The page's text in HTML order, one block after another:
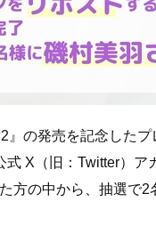
』の発売を記念した
式 X（旧：Twitter）
方の中から、抽選で